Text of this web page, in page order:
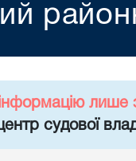
лише
судової